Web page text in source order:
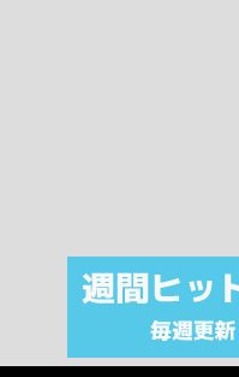
注目カテゴリ
オリジナルiTunes週間